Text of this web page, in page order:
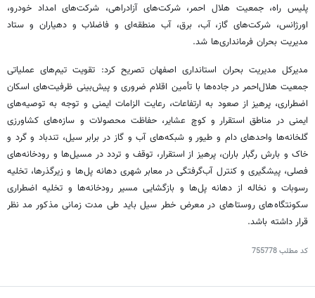
پلیس راه، جمعیت هلال احمر، شرکت‌های آزادراهی، شرکت‌های امداد خودرو،
اورژانس، شرکت‌های گاز، آب، برق، آب منطقه‌ای و فاضلاب و دهیاران و ستاد
مدیریت بحران فرمانداری‌ها شد.
مدیرکل مدیریت بحران استانداری اصفهان تصریح کرد: تقویت تیم‌های عملیاتی
جمعیت هلال‌احمر در جاده‌ها با تأمین اقلام ضروری و پیش‌بینی ظرفیت‌های اسکان
اضطراری، پرهیز از صعود به ارتفاعات، رعایت الزامات ایمنی و توجه به توصیه‌های
ایمنی در مناطق استقرار و کوچ عشایر، حفاظت محصولات و سازه‌های کشاورزی
گلخانه‌ها واحدهای دام و طیور و شبکه‌های آب و گاز در برابر سیل، تندباد و گرد و
خاک و بارش رگبار باران، پرهیز از استقرار، توقف و تردد در مسیل‌ها و رودخانه‌های
فصلی، پیشگیری و کنترل آب‌گرفتگی در معابر شهری دهانه پل‌ها و زیرگذرها، تخلیه
رسوبات و نخاله از دهانه پل‌ها و بازگشایی مسیر رودخانه‌ها و تخلیه اضطراری
سکونتگاه‌های روستاهای در معرض خطر سیل باید طی مدت زمانی مذکور مد نظر
قرار داشته باشد.
کد مطلب755778